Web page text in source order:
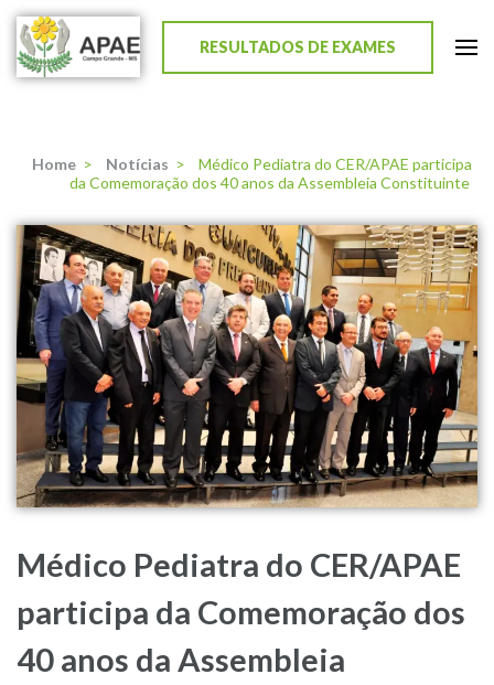
APAE de Campo Grande
RESULTADOS DE EXAMES
Home > Notícias >
Médico Pediatra do CER/APAE participa
da Comemoração dos 40 anos da Assembleia Constituinte
Médico Pediatra do CER/APAE
participa da Comemoração dos
40 anos da Assembleia